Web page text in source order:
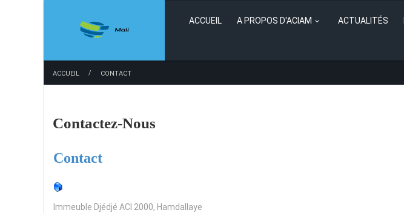
ACCUEIL A PROPOS D'ACIAM ACTUALITÉS
ACCUEIL / CONTACT
Contactez-Nous
Contact
Immeuble Djédjé ACI 2000, Hamdallaye